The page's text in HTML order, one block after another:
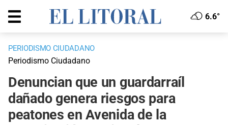
6.6°
PERIODISMO CIUDADANO
Periodismo Ciudadano
Denuncian que un guardarraíl
dañado genera riesgos para
peatones en Avenida de la